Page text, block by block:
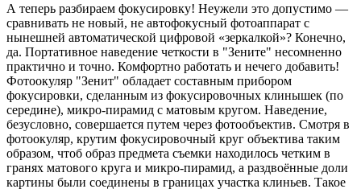
А теперь разбираем фокусировку! Неужели это допустимо —
сравнивать не новый, не автофокусный фотоаппарат с
нынешней автоматической цифровой «зеркалкой»? Конечно,
да. Портативное наведение четкости в "Зените" несомненно
практично и точно. Комфортно работать и нечего добавить!
Фотоокуляр "Зенит" обладает составным прибором
фокусировки, сделанным из фокусировочных клинышек (по
середине), микро-пирамид с матовым кругом. Наведение,
безусловно, совершается путем через фотообъектив. Смотря в
фотоокуляр, крутим фокусировочный круг объектива таким
образом, чтоб образ предмета съемки находилось четким в
гранях матового круга и микро-пирамид, а раздвоённые доли
картины были соединены в границах участка клиньев. Такое